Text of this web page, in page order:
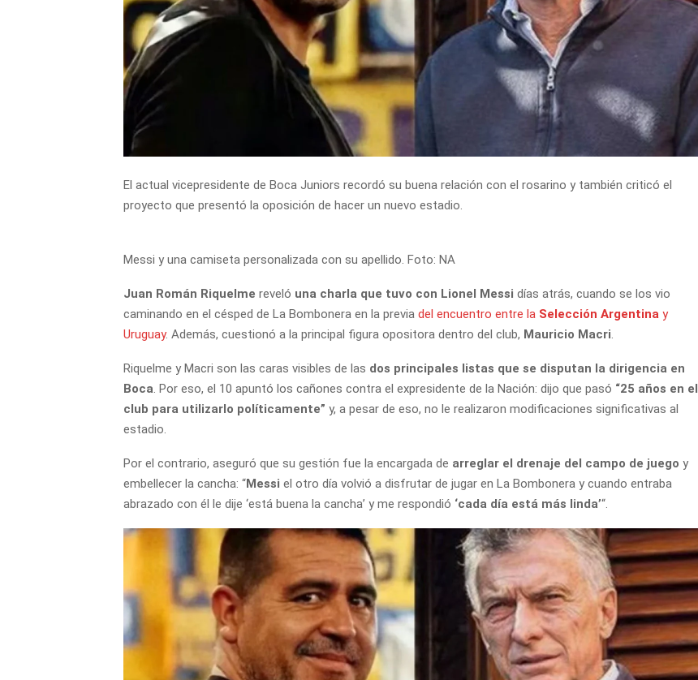
El actual vicepresidente de Boca Juniors recordó su buena relación con el rosarino y también criticó el
proyecto que presentó la oposición de hacer un nuevo estadio.
Messi y una camiseta personalizada con su apellido. Foto: NA
Juan Román Riquelme reveló una charla que tuvo con Lionel Messi días atrás, cuando se los vio
caminando en el césped de La Bombonera en la previa del encuentro entre la Selección Argentina y
Uruguay. Además, cuestionó a la principal figura opositora dentro del club, Mauricio Macri
Riquelme y Macri son las caras visibles de las dos principales listas que se disputan la dirigencia en
Boca . Por eso, el 10 apuntó los cañones contra el expresidente de la Nación: dijo que pasó “25 años en el
club para utilizarlo políticamente” y, a pesar de eso, no le realizaron modificaciones significativas al
estadio.
Por el contrario, aseguró que su gestión fue la encargada de arreglar el drenaje del campo de juego y
embellecer la cancha: “Messi el otro día volvió a disfrutar de jugar en La Bombonera y cuando entraba
abrazado con él le dije ‘está buena la cancha’ y me respondió ‘cada día está más linda’“.